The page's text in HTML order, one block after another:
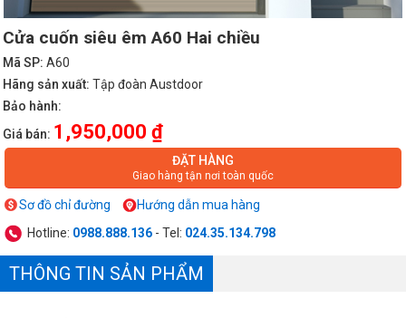
Cửa cuốn siêu êm A60 Hai chiều
Mã SP: A60
Hãng sản xuất: Tập đoàn Austdoor
Bảo hành:
Giá bán: 1,950,000 ₫
ĐẶT HÀNG
Giao hàng tận nơi toàn quốc
Sơ đồ chỉ đường
Hướng dẫn mua hàng
Hotline: 0988.888.136 - Tel: 024.35.134.798
THÔNG TIN SẢN PHẨM